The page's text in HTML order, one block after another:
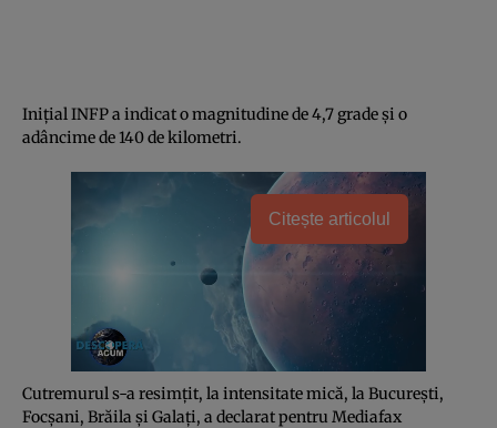
Iniţial INFP a indicat o magnitudine de 4,7 grade şi o
adâncime de 140 de kilometri.
Citește articolul
Cutremurul s-a resimţit, la intensitate mică, la Bucureşti,
Focşani, Brăila şi Galaţi, a declarat pentru Mediafax